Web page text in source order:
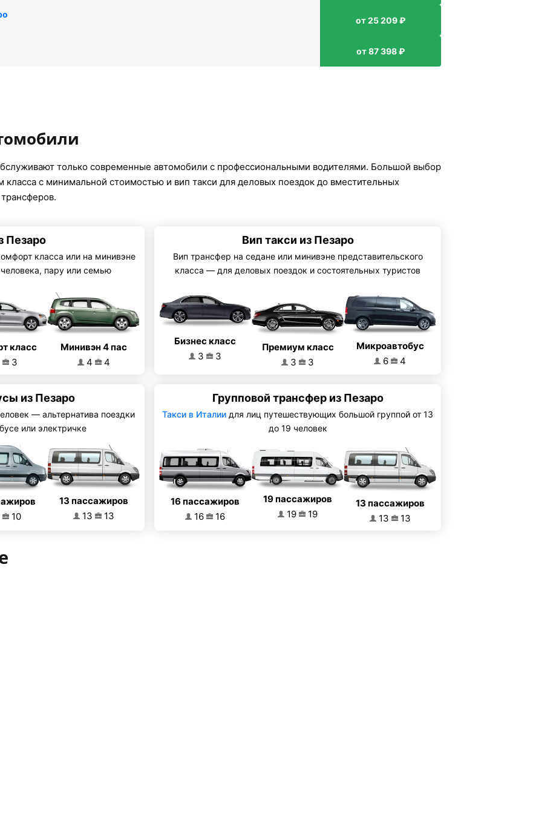
от 25 209 ₽
от 87 398 ₽
только современные автомобили с профессиональными водителями. Большой выбор
класса с минимальной стоимостью и вип такси для деловых поездок до вместительных
Пезаро
класса или на минивэне
пару или семью
класс
3
Минивэн 4 пас
4
4
Вип такси из Пезаро
Вип трансфер на седане или минивэне представительского
класса — для деловых поездок и состоятельных туристов
Бизнес класс
3
3
Премиум класс
3
3
Микроавтобус
6
4
из Пезаро
— альтернатива поездки
или электричке
10
13 пассажиров
13
13
Групповой трансфер из Пезаро
Такси в Италии для лиц путешествующих большой группой от 13
до 19 человек
16 пассажиров
16
16
19 пассажиров
19
19
13 пассажиров
13
13